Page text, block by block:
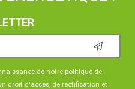
de notre politique de
droit d'accès, de rectification et